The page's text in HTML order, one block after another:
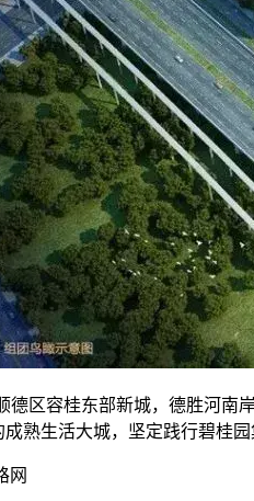
德区容桂东部新城，德胜河
熟生活大城，坚定践行碧桂
网